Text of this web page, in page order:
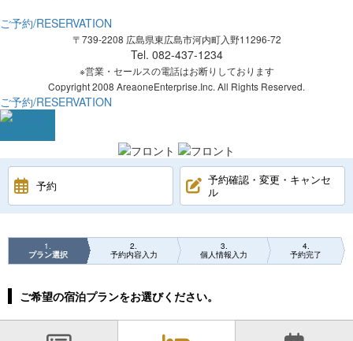
ご予約/RESERVATION
〒739-2208 広島県東広島市河内町入野11296-72
Tel. 082-437-1234
※営業・セールスの電話はお断りしております
Copyright 2008 AreaoneEnterprise.Inc. All Rights Reserved.
ご予約/RESERVATION
予約
予約確認・変更・キャンセ
ル
1
プラン選択
2
予約内容入力
3
個人情報入力
4
予約完了
ご希望の宿泊プランをお選びください。